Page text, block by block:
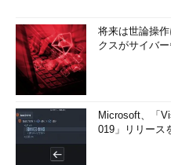
将来は世論操
クスがサイバ
Microsoft、「
019」リリース